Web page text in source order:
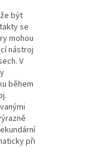
být
se
mohou
nástroj
V
během
při